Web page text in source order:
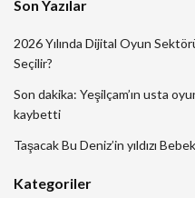
Son Yazılar
2026 Yılında Dijital Oyun
Seçilir?
Son dakika: Yeşilçam’ın usta
kaybetti
Taşacak Bu Deniz’in yıldızı
Kategoriler